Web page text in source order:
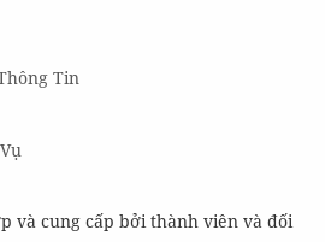
Tin
và cung cấp bởi thành viên và đối